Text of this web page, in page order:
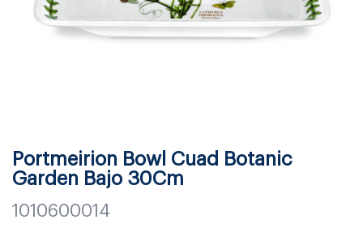
Portmeirion Bowl Cuad Botanic
Garden Bajo 30Cm
1010600014